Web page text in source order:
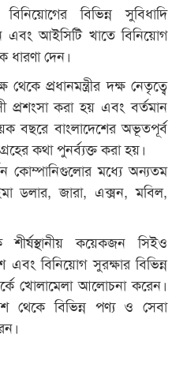
বিভিন্ন সুবিধাদি
এবং আইসিটি খাতে বিনিয়োগ
ধারণা দেন।
প্রধানমন্ত্রীর দক্ষ নেতৃত্বে
প্রশংসা করা হয় এবং বর্তমান
বছরে বাংলাদেশের অভূতপূর্ব
কথা পুনর্ব্যক্ত করা হয়।
কোম্পানিগুলোর মধ্যে অন্যতম
ডলার, জারা, এক্সন, মবিল,
কয়েকজন সিইও
এবং বিনিয়োগ সুরক্ষার বিভিন্ন
খোলামেলা আলোচনা করেন।
থেকে বিভিন্ন পণ্য ও সেবা